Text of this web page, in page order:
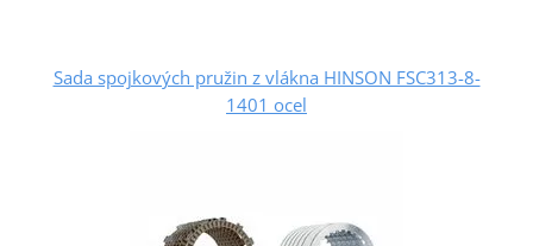
Sada spojkových pružin z vlákna HINSON FSC313-8-
1401 ocel